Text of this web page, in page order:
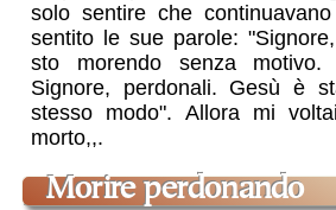
solo sentire che
sentito le sue parole:
sto morendo senza
Signore, perdonali. Gesù è
stesso modo". Allora mi
morto,,.
Morire perdonando